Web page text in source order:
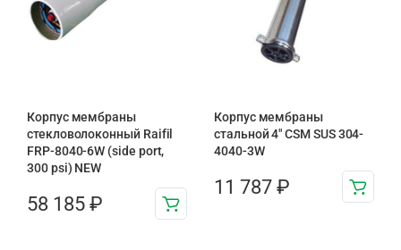
Корпус мембраны
стекловолоконный Raifil
FRP-8040-6W (side port,
300 psi) NEW
58 185 ₽
Корпус мембраны
стальной 4″ CSM SUS 304-
4040-3W
11 787 ₽